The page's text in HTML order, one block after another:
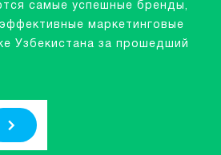
самые успешные бренды,
маркетинговые
Узбекистана за прошедший